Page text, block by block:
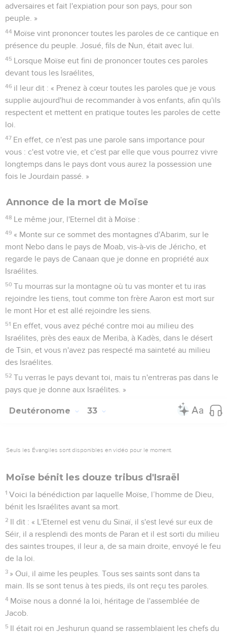
adversaires et fait l'expiation pour son pays, pour son
peuple. »
44 Moïse vint prononcer toutes les paroles de ce cantique en
présence du peuple. Josué, fils de Nun, était avec lui.
45 Lorsque Moïse eut fini de prononcer toutes ces paroles
devant tous les Israélites,
46 il leur dit : « Prenez à cœur toutes les paroles que je vous
supplie aujourd'hui de recommander à vos enfants, afin qu'ils
respectent et mettent en pratique toutes les paroles de cette
loi.
47 En effet, ce n'est pas une parole sans importance pour
vous : c'est votre vie, et c'est par elle que vous pourrez vivre
longtemps dans le pays dont vous aurez la possession une
fois le Jourdain passé. »
Annonce de la mort de Moïse
48 Le même jour, l'Eternel dit à Moïse :
49 « Monte sur ce sommet des montagnes d'Abarim, sur le
mont Nebo dans le pays de Moab, vis-à-vis de Jéricho, et
regarde le pays de Canaan que je donne en propriété aux
Israélites.
50 Tu mourras sur la montagne où tu vas monter et tu iras
rejoindre les tiens, tout comme ton frère Aaron est mort sur
le mont Hor et est allé rejoindre les siens.
51 En effet, vous avez péché contre moi au milieu des
Israélites, près des eaux de Meriba, à Kadès, dans le désert
de Tsin, et vous n'avez pas respecté ma sainteté au milieu
des Israélites.
52 Tu verras le pays devant toi, mais tu n'entreras pas dans le
pays que je donne aux Israélites. »
Deutéronome 33
Seuls les Évangiles sont disponibles en vidéo pour le moment.
Moïse bénit les douze tribus d'Israël
1 Voici la bénédiction par laquelle Moïse, l’homme de Dieu,
bénit les Israélites avant sa mort.
2 Il dit : « L'Eternel est venu du Sinaï, il s'est levé sur eux de
Séir, il a resplendi des monts de Paran et il est sorti du milieu
des saintes troupes, il leur a, de sa main droite, envoyé le feu
de la loi.
3 » Oui, il aime les peuples. Tous ses saints sont dans ta
main. Ils se sont tenus à tes pieds, ils ont reçu tes paroles.
4 Moïse nous a donné la loi, héritage de l'assemblée de
Jacob.
5 Il était roi en Jeshurun quand se rassemblaient les chefs du